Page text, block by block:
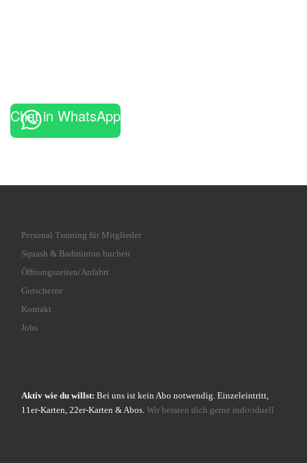
Chat in WhatsApp
Personal Training für Mitglieder
Squash & Badminton buchen
Öffnungszeiten/Anfahrt
Gutscheine
Kontakt
Jobs
Aktiv wie du willst: Bei uns ist kein Abo notwendig. Einzeleintritt,
11er-Karten, 22er-Karten & Abos. Wir beraten dich gerne individuell